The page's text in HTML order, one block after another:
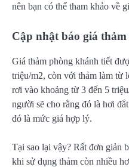
nên bạn có thể tham khảo về
Cập nhật báo giá
Giá thảm phòng khánh tiết
triệu/m2, còn với thảm làm từ
rơi vào khoảng từ 3 đến 5
người sẽ cho rằng đó là hơi
đó là mức giá hợp lý.
Tại sao lại vậy? Rất đơn giản
khi sử dụng thảm còn nhiều